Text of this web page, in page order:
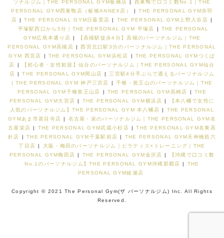
ソナルジム｜THE PERSONAL GYM板橋店 |
西巣鴨で口コミ数No.1｜THE
PERSONAL GYM西巣鴨店（板橋ANNEX店）
|
THE PERSONAL GYM赤羽
店 | THE PERSONAL GYM日暮里店 | THE PERSONAL GYM上野入谷店 |
平塚駅西口から5分｜THE PERSONAL GYM 平塚店
|
THE PERSONAL
GYM広島本通り店 |
【高槻駅徒歩4分】高槻のパーソナルジム｜THE
PERSONAL GYM高槻店 |
西宮北口駅3分のパーソナルジム｜THE PERSONAL
GYM 西宮店
| THE PERSONAL GYM浜松店 |
THE PERSONAL GYMつくば
店
|
【初心者・女性歓迎】仙台のパーソナルジム｜THE PERSONAL GYM仙台
店 | THE PERSONAL GYM岡山店 |
三宮駅4分手ぶらで通えるパーソナルジム
| THE PERSONAL GYM 神戸三宮店
|
千種・覚王山のパーソナルジム｜THE
PERSONAL GYM千種覚王山店
| THE PERSONAL GYM高崎店 |
THE
PERSONAL GYM大宮店 | THE PERSONAL GYM横浜店 |
【本八幡で女性に
人気のパーソナルジム】THE PERSONAL GYM 本八幡店 |
THE PERSONAL
GYMあま市甚目寺店 |
名古屋・栄のパーソナルジム｜THE PERSONAL GYM名
古屋栄店 | THE PERSONAL GYM武蔵小杉店 |
THE PERSONAL GYM名東高
針店
| THE PERSONAL GYM千葉駅前店 |
THE PERSONAL GYM天神橋筋六
丁目店 |
大阪・梅田のパーソナルジム｜ピラティス×トレーニング｜THE
PERSONAL GYM梅田店 | THE PERSONAL GYM金沢店 |
【沖縄で口コミ数
No.1のパーソナルジム】THE PERSONAL GYM沖縄那覇店 |
THE
PERSONAL GYM綾瀬店
Copyright © 2021 The Personal Gym(ザ パーソナルジム) Inc. All Rights
Reserved.